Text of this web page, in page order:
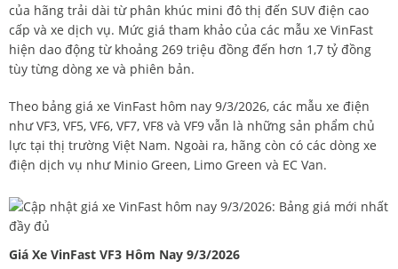
của hãng trải dài từ phân khúc mini đô thị đến SUV điện cao
cấp và xe dịch vụ. Mức giá tham khảo của các mẫu xe VinFast
hiện dao động từ khoảng 269 triệu đồng đến hơn 1,7 tỷ đồng
tùy từng dòng xe và phiên bản.
Theo bảng giá xe VinFast hôm nay 9/3/2026, các mẫu xe điện
như VF3, VF5, VF6, VF7, VF8 và VF9 vẫn là những sản phẩm chủ
lực tại thị trường Việt Nam. Ngoài ra, hãng còn có các dòng xe
điện dịch vụ như Minio Green, Limo Green và EC Van.
Giá Xe VinFast VF3 Hôm Nay 9/3/2026